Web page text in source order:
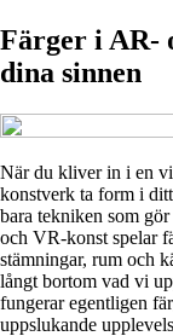
Färger i AR-
dina sinnen
När du kliver in i en
konstverk ta form i
bara tekniken som
och VR-konst spelar
stämningar, rum och
långt bortom vad vi
fungerar egentligen
uppslukande